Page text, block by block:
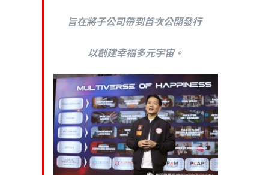
旨在將子公司帶到首次公開發行
以創建幸福多元宇宙。